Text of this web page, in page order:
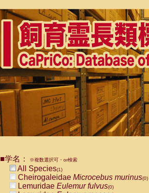
■学名： ※複数選択可・or検索
All Species(1)
Cheirogaleidae Microcebus murinus(0)
Lemuridae Eulemur fulvus(0)